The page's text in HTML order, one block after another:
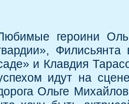
героини
и Клавдия
идут на
Ольге